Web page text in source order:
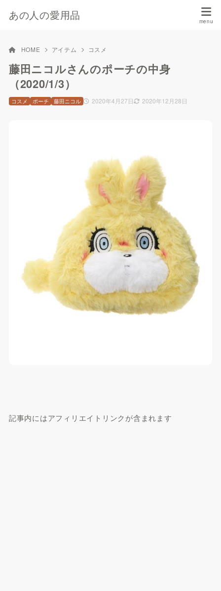
あの人の愛用品
HOME アイテム コスメ
藤田ニコルさんのポーチの中身
（2020/1/3）
2020年4月27日 2020年12月28日
コスメ ポーチ 藤田ニコル
記事内にはアフィリエイトリンクが含まれます